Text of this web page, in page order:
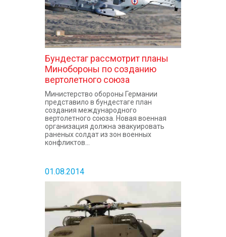
Бундестаг рассмотрит планы
Минобороны по созданию
вертолетного союза
Министерство обороны Германии
представило в бундестаге план
создания международного
вертолетного союза. Новая военная
организация должна эвакуировать
раненых солдат из зон военных
конфликтов...
01.08.2014